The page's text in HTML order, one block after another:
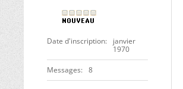
Date d'inscription
janvier
1970
Messages 8